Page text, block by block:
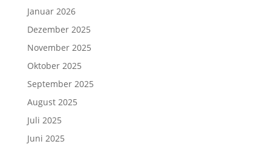
Januar 2026
Dezember 2025
November 2025
Oktober 2025
September 2025
August 2025
Juli 2025
Juni 2025